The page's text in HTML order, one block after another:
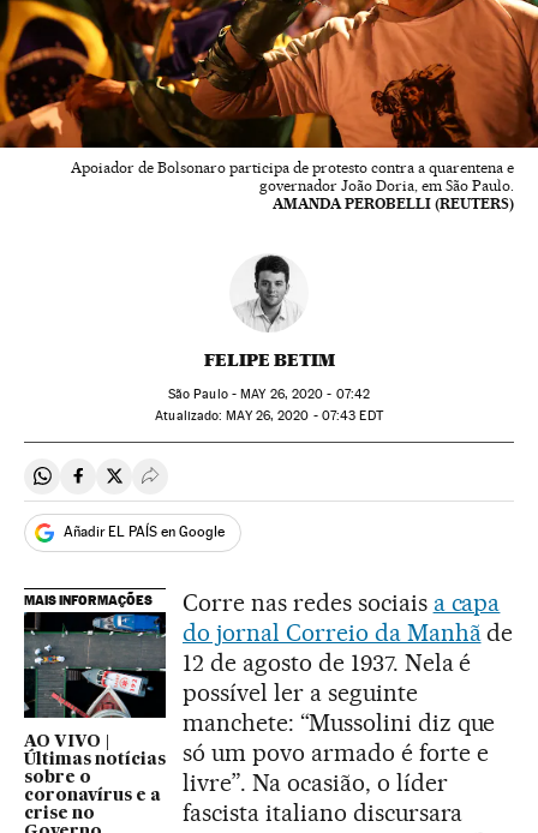
Apoiador de Bolsonaro participa de protesto contra a quarentena e
governador João Doria, em São Paulo.
AMANDA PEROBELLI (REUTERS)
FELIPE BETIM
São Paulo -MAY26, 2020 - 07:42
atualizado: MAY26, 2020 - 07:43 EDT
Compartir en Whatsapp
Compartir en Facebook
Compartir en Twitter
Desplegar Redes Sociales
Añadir EL PAÍS en Google
MAIS INFORMAÇÕES
AO VIVO |
Últimas notícias
sobre o
coronavírus e a
crise no
Corre nas redes sociais a capa
do jornal Correio da Manhãde
12 de agosto de 1937. Nela é
possível ler a seguinte
manchete: “Mussolini diz que
só um povo armado é forte e
livre”. Na ocasião, o líder
fascista italiano discursara